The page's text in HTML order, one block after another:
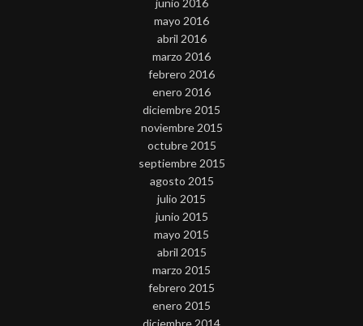
junio 2016
mayo 2016
abril 2016
marzo 2016
febrero 2016
enero 2016
diciembre 2015
noviembre 2015
octubre 2015
septiembre 2015
agosto 2015
julio 2015
junio 2015
mayo 2015
abril 2015
marzo 2015
febrero 2015
enero 2015